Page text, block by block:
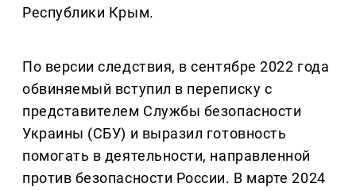
Республики Крым.
По версии следствия, в сентябре 2022 года
обвиняемый вступил в переписку с
представителем Службы безопасности
Украины (СБУ) и выразил готовность
помогать в деятельности, направленной
против безопасности России. В марте 2024